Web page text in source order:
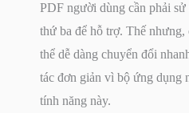
PDF người dùng cần phải
thứ ba để hỗ trợ. Thế
thể dễ dàng chuyển đổi
tác đơn giản vì bộ ứng dụng
tính năng này.